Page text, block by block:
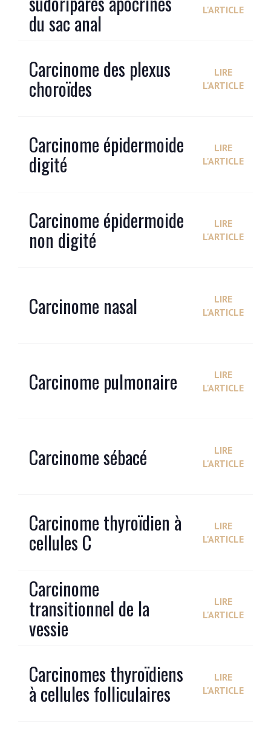
du sac anal
L'ARTICLE
Carcinome des plexus
choroïdes
LIRE
L'ARTICLE
Carcinome épidermoide
digité
LIRE
L'ARTICLE
Carcinome épidermoide
non digité
LIRE
L'ARTICLE
Carcinome nasal
LIRE
L'ARTICLE
Carcinome pulmonaire
LIRE
L'ARTICLE
Carcinome sébacé
LIRE
L'ARTICLE
Carcinome thyroïdien à
cellules C
LIRE
L'ARTICLE
Carcinome
transitionnel de la
vessie
LIRE
L'ARTICLE
Carcinomes thyroïdiens
à cellules folliculaires
LIRE
L'ARTICLE